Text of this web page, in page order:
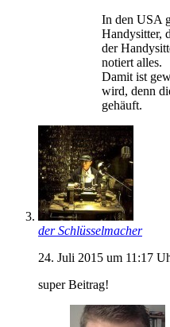
In den USA
Handysitter,
der
notiert alles.
Damit ist
wird, denn
gehäuft.
der Schlüsselmacher
24. Juli 2015 um 11:17
super Beitrag!